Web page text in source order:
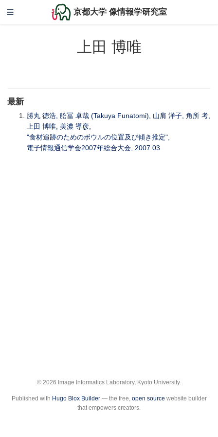
京都大学 像情報学研究室
上田 博唯
最新
勝丸 徳浩, 舩冨 卓哉 (Takuya Funatomi), 山肩 洋子, 角所 考,
上田 博唯, 美濃 導彦,
"食材追跡のためのボウルの位置及び傾き推定",
電子情報通信学会2007年総合大会, 2007.03
© 2026 Image Informatics Laboratory, Kyoto University.
Published with Hugo Blox Builder— the free, open source website builder
that empowers creators.